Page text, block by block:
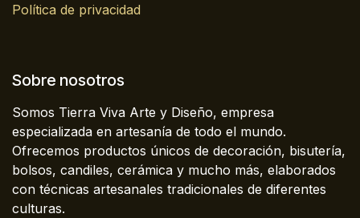
Política de privacidad
Sobre nosotros
Somos Tierra Viva Arte y Diseño, empresa
especializada en artesanía de todo el mundo.
Ofrecemos productos únicos de decoración, bisutería,
bolsos, candiles, cerámica y mucho más, elaborados
con técnicas artesanales tradicionales de diferentes
culturas.